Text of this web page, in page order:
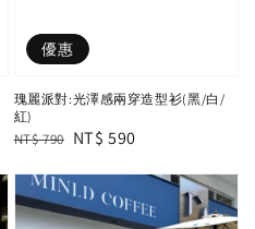
優惠
瑰麗派對:光澤感兩穿造型衫(黑/白/
紅)
Regular
NT$ 790 Sale
NT$ 590